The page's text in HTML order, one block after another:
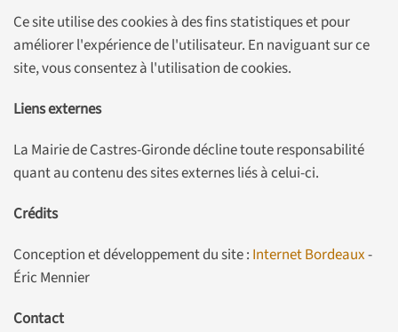
Ce site utilise des cookies à des fins statistiques et pour
améliorer l'expérience de l'utilisateur. En naviguant sur ce
site, vous consentez à l'utilisation de cookies.
Liens externes
La Mairie de Castres-Gironde décline toute responsabilité
quant au contenu des sites externes liés à celui-ci.
Crédits
Conception et développement du site : Internet Bordeaux-
Éric Mennier
Contact